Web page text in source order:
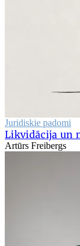
Juridiskie padomi
Likvidācija un
Artūrs Freibergs